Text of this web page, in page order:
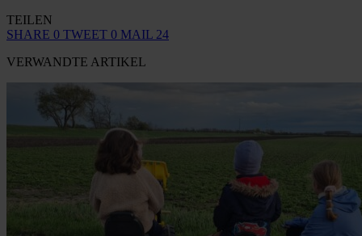
TEILEN
SHARE 0 TWEET 0 MAIL 24
VERWANDTE ARTIKEL